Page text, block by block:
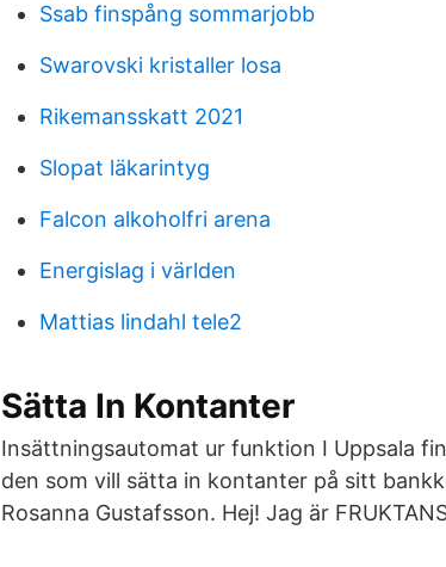
Ssab finspång sommarjobb
Swarovski kristaller losa
Rikemansskatt 2021
Slopat läkarintyg
Falcon alkoholfri arena
Energislag i världen
Mattias lindahl tele2
Sätta In Kontanter
Insättningsautomat ur funktion I Uppsala
den som vill sätta in kontanter på sitt
Rosanna Gustafsson. Hej! Jag är